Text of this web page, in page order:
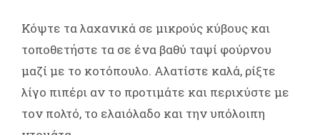
Κόψτε τα λαχανικά σε μικρούς κύβους και
τοποθετήστε τα σε ένα βαθύ ταψί φούρνου
μαζί με το κοτόπουλο. Αλατίστε καλά, ρίξτε
λίγο πιπέρι αν το προτιμάτε και περιχύστε με
τον πολτό, το ελαιόλαδο και την υπόλοιπη